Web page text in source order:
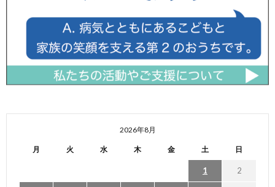
2026年8月
月 火 水 木 金 土 日
1 2